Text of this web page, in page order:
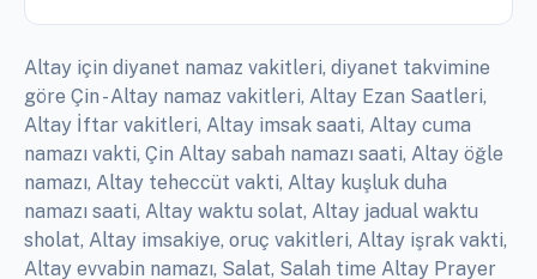
Altay için diyanet namaz vakitleri, diyanet takvimine
göre Çin - Altay namaz vakitleri, Altay Ezan Saatleri,
Altay İftar vakitleri, Altay imsak saati, Altay cuma
namazı vakti, Çin Altay sabah namazı saati, Altay öğle
namazı, Altay teheccüt vakti, Altay kuşluk duha
namazı saati, Altay waktu solat, Altay jadual waktu
sholat, Altay imsakiye, oruç vakitleri, Altay işrak vakti,
Altay evvabin namazı, Salat, Salah time Altay Prayer